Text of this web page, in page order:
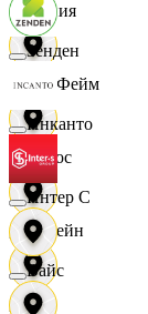
Линия
ЛисФейм
Логос
Лорейн
Луч
Зенден
Инканто
Интер С
Вайс